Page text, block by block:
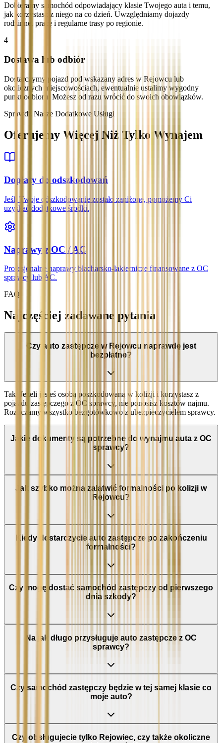
Dobieramy samochód odpowiadający klasie Twojego auta i temu,
jak korzystasz z niego na co dzień. Uwzględniamy dojazdy
rodzinne, pracę i regularne trasy po regionie.
4
Dostawa lub odbiór
Dostarczymy pojazd pod wskazany adres w Rejowcu lub
okolicznych miejscowościach, ewentualnie ustalimy wygodny
punkt odbioru. Możesz od razu wrócić do swoich obowiązków.
Sprawdź Nasze Dodatkowe Usługi
Oferujemy Więcej Niż Tylko Wynajem
Dopłaty do odszkodowań
Jeśli Twoje odszkodowanie zostało zaniżone, pomożemy Ci
uzyskać dodatkowe środki.
Naprawy z OC / AC
Profesjonalne naprawy blacharsko-lakiernicze finansowane z OC
sprawcy lub AC.
FAQ
Najczęściej zadawane pytania
Czy auto zastępcze w Rejowcu naprawdę jest
bezpłatne?
Tak. Jeżeli jesteś osobą poszkodowaną w kolizji i korzystasz z
pojazdu zastępczego z OC sprawcy, nie ponosisz kosztów najmu.
Rozliczamy wszystko bezgotówkowo z ubezpieczycielem sprawcy.
Jakie dokumenty są potrzebne do wynajmu auta z OC
sprawcy?
Jak szybko można załatwić formalności po kolizji w
Rejowcu?
Kiedy dostarczycie auto zastępcze po zakończeniu
formalności?
Czy mogę dostać samochód zastępczy od pierwszego
dnia szkody?
Na jak długo przysługuje auto zastępcze z OC
sprawcy?
Czy samochód zastępczy będzie w tej samej klasie co
moje auto?
Czy obsługujecie tylko Rejowiec, czy także okoliczne